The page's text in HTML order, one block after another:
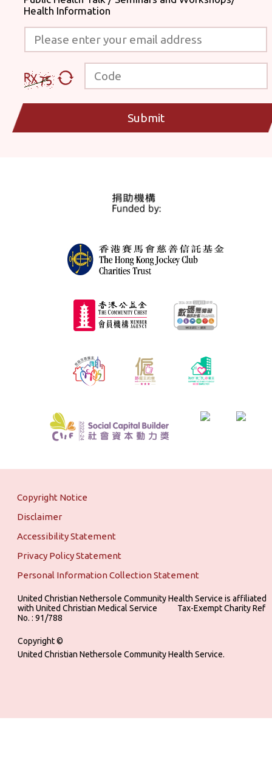
Health Information
Please enter your email address
Code
Submit
Copyright Notice
Disclaimer
Accessibility Statement
Privacy Policy Statement
Personal Information Collection Statement
United Christian Nethersole Community Health Service is affiliated
with United Christian Medical Service ‎ ‎ ‎ ‎ ‎ ‎ ‎ ‎ ‎ Tax-Exempt Charity Ref
No. : 91/788
Copyright ©
United Christian Nethersole Community Health Service.